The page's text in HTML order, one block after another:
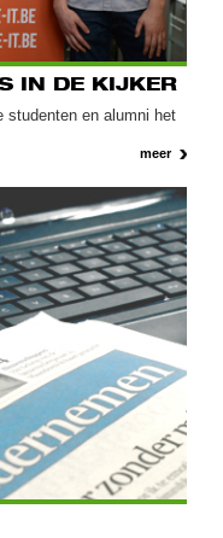
IN DE KIJKER
studenten en alumni het
meer